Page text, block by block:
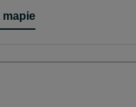
mapie